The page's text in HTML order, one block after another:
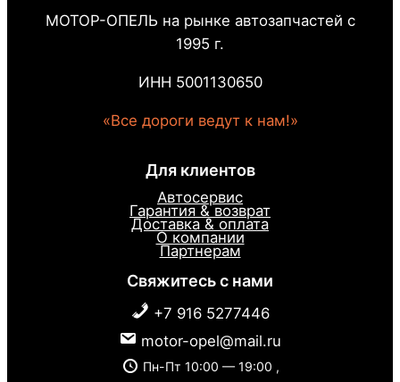
МОТОР-ОПЕЛЬ на рынке автозапчастей с
1995 г.
ИНН 5001130650
«Все дороги ведут к нам!»
Для клиентов
Автосервис
Гарантия & возврат
Доставка & оплата
О компании
Партнерам
Свяжитесь с нами
+7 916 5277446
motor-opel@mail.ru
Пн-Пт 10:00 — 19:00 ,